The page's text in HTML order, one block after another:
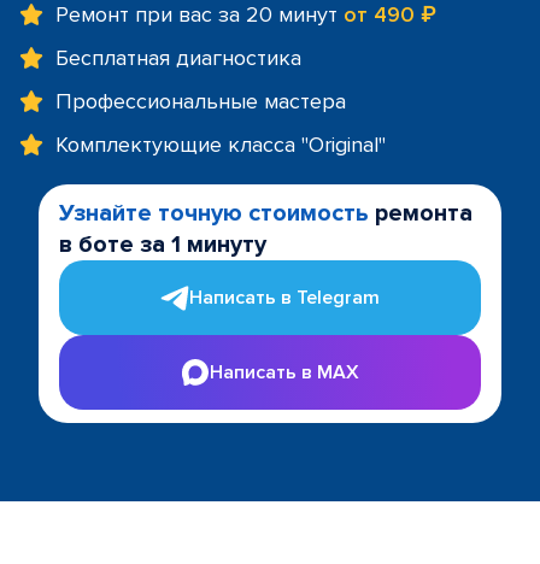
Ремонт при вас за 20 минут от 490 ₽
Бесплатная диагностика
Профессиональные мастера
Комплектующие класса "Original"
Узнайте точную стоимость ремонта
в боте за 1 минуту
Написать в Telegram
Написать в MAX